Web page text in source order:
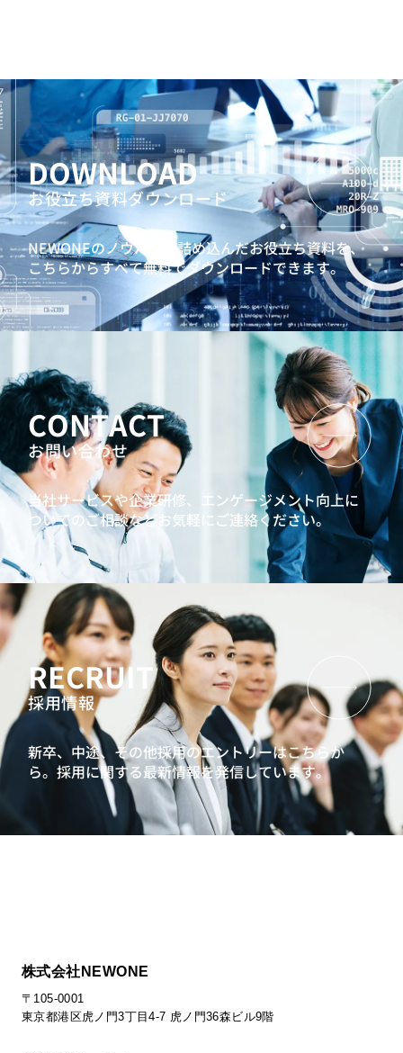
DOWNLOAD
お役立ち資料ダウンロード
NEWONEのノウハウを詰め込んだお役立ち資料を、
こちらからすべて無料でダウンロードできます。
CONTACT
お問い合わせ
当社サービスや企業研修、エンゲージメント向上に
ついてのご相談などお気軽にご連絡ください。
RECRUIT
採用情報
新卒、中途、その他採用のエントリーはこちらか
ら。採用に関する最新情報を発信しています。
株式会社NEWONE
〒105-0001
東京都港区虎ノ門3丁目4-7 虎ノ門36森ビル9階